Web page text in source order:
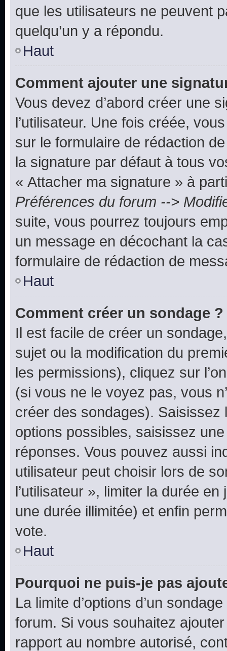
que les utilisateurs ne peuvent
quelqu’un y a répondu.
Haut
Comment ajouter une
Vous devez d’abord créer une
l’utilisateur. Une fois créée,
sur le formulaire de rédaction
la signature par défaut à tous
« Attacher ma signature » à
Préférences du forum -->
suite, vous pourrez toujours
un message en décochant la
formulaire de rédaction de
Haut
Comment créer un sondage ?
Il est facile de créer un
sujet ou la modification du
les permissions), cliquez sur
(si vous ne le voyez pas, vous
créer des sondages).
options possibles, saisissez
réponses. Vous pouvez aussi
utilisateur peut choisir lors de
l’utilisateur », limiter la durée
une durée illimitée) et enfin
vote.
Haut
Pourquoi ne puis-je pas
La limite d’options d’un
forum. Si vous souhaitez
rapport au nombre autorisé,